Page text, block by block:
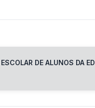
DE ALUNOS DA